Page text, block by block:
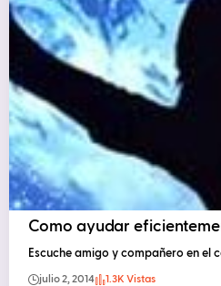
Como ayudar
Escuche amigo y compañero en el
julio 2, 2014 1.3K Vistas